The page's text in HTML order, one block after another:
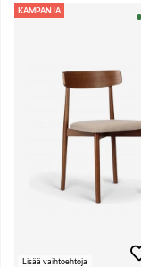
KAMPANJA
Lisää vaihtoehtoja